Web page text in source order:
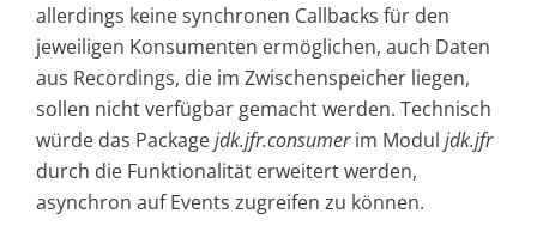
allerdings keine synchronen Callbacks für den
jeweiligen Konsumenten ermöglichen, auch Daten
aus Recordings, die im Zwischenspeicher liegen,
sollen nicht verfügbar gemacht werden. Technisch
würde das Packagejdk.jfr.consumerim Modul jdk.jfr
durch die Funktionalität erweitert werden,
asynchron auf Events zugreifen zu können.